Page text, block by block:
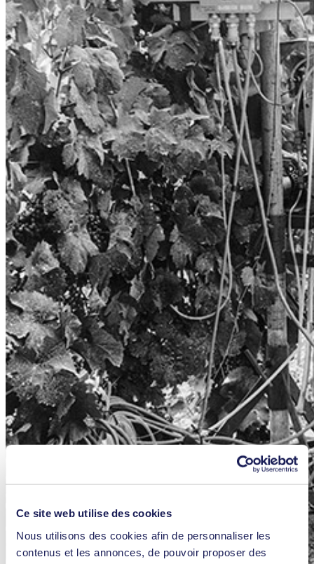
Ce site web utilise des cookies
Nous utilisons des cookies afin de personnaliser les
contenus et les annonces, de pouvoir proposer des